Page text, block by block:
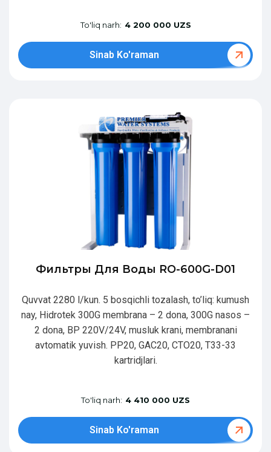
To'liq narh: 4 200 000 UZS
Sinab Ko'raman
Фильтры Для Воды RO-600G-D01
Quvvat 2280 l/kun. 5 bosqichli tozalash, to’liq: kumush
nay, Hidrotek 300G membrana – 2 dona, 300G nasos –
2 dona, BP 220V/24V, musluk krani, membranani
avtomatik yuvish. PP20, GAC20, CTO20, T33-33
kartridjlari.
To'liq narh: 4 410 000 UZS
Sinab Ko'raman